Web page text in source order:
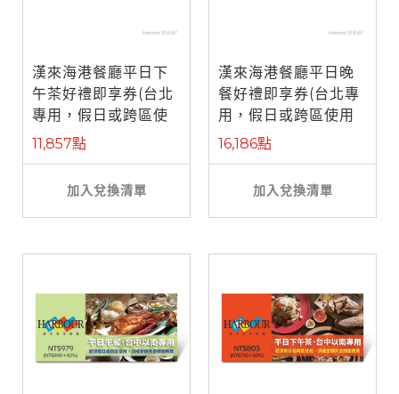
漢來海港餐廳平日下
午茶好禮即享券(台北
專用，假日或跨區使
用需補差額)
11,857點
加入兌換清單
漢來海港餐廳平日晚
餐好禮即享券(台北專
用，假日或跨區使用
需補差額)
16,186點
加入兌換清單